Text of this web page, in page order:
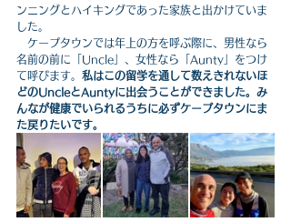
ンニングとハイキングであった家族と出かけていま
した。
ケープタウンでは年上の方を呼ぶ際に、男性なら
名前の前に「Uncle」、女性なら「Aunty」をつけ
て呼びます。 私はこの留学を通して数えきれないほ
どのUncleとAuntyに出会うことができました。み
んなが健康でいられるうちに必ずケープタウンにま
た戻りたいです。